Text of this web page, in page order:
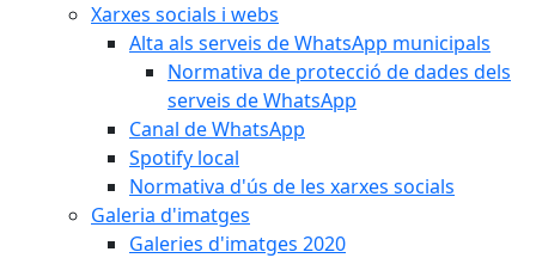
Xarxes socials i webs
Alta als serveis de WhatsApp municipals
Normativa de protecció de dades dels
serveis de WhatsApp
Canal de WhatsApp
Spotify local
Normativa d'ús de les xarxes socials
Galeria d'imatges
Galeries d'imatges 2020